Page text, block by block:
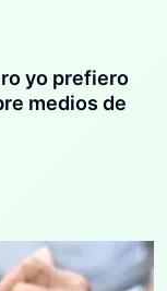
yo prefiero
medios de